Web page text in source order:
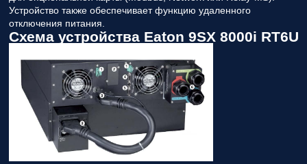
Устройство также обеспечивает функцию удаленного
отключения питания.
Схема устройства Eaton 9SX 8000i RT6U